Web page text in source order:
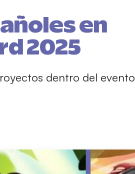
en
2025
dentro del evento